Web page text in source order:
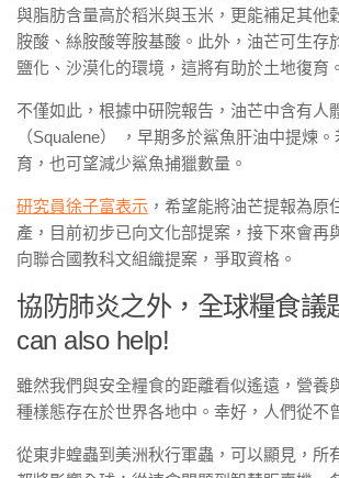
與脂肪含量高於稻米與玉米，更能補足其他
胺酸、絲胺酸等胺基酸。此外，油芒可生存
鹽化、沙漠化的環境，這將有助於土地復育。
不僅如此，根據中研院報告，油芒中含有人
（Squalene） ，早期多於鯊魚肝油中提煉
育，也可望減少鯊魚捕獵數量。
研究員徐子富表示 ，希望能將油芒提報為原
產，目前初步已向文化部提案，接下來會再
向聯合國教科文組織提案，爭取資格。
協防肺炎之外，全球糧食議
can also help!
雖然我們與安全糧食的距離看似遙遠，營養
種樣態存在於世界各地中。幸好，人們從不
從東非蝗蟲到美洲秋行軍蟲，可以顯見，所